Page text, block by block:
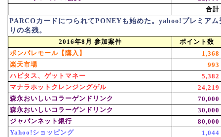
合計
PARCOカードにつられてPONEYも始めた。yahoo!プレミア
りの名残。
2016年8月 参加案件
ポイント数
ポンパレモール【購入】
1,368
楽天市場
993
ハピタス、ゲットマネー
5,382
マナラホットクレンジングゲル
24,219
森永おいしいコラーゲンドリンク
70,000
森永おいしいコラーゲンドリンク
30,000
ジャパンネット銀行
80,000
Yahoo!ショッピング
1,044